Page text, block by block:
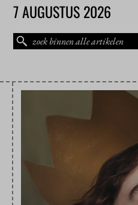
7 AUGUSTUS 2026